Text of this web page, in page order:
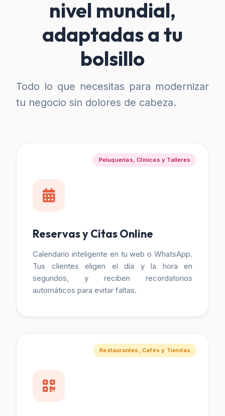
nivel mundial,
adaptadas a tu
bolsillo
Todo lo que necesitas para modernizar
tu negocio sin dolores de cabeza.
Peluquerías, Clínicas y Talleres
Reservas y Citas Online
Calendario inteligente en tu web o WhatsApp.
Tus clientes eligen el día y la hora en
segundos, y reciben recordatorios
automáticos para evitar faltas.
Restaurantes, Cafés y Tiendas